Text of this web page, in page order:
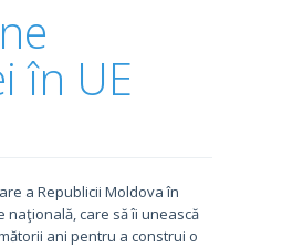
în UE
a Republicii Moldova în
care să îi unească
ani pentru a construi o